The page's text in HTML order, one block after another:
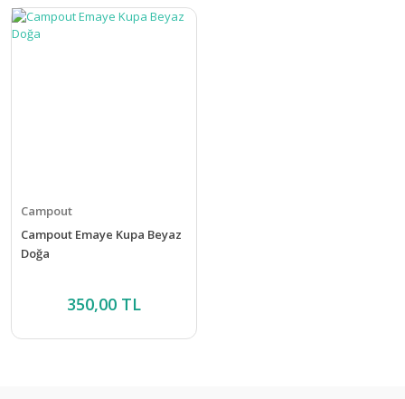
Campout
Campout Emaye Kupa Beyaz
Doğa
350,00 TL